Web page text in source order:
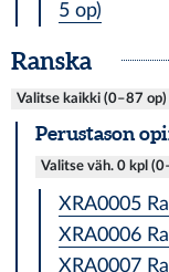
5 op)
Ranska
Valitse kaikki (0–87 op)
Perustason
Valitse väh. 0 kpl
XRA0005
XRA0006
XRA0007